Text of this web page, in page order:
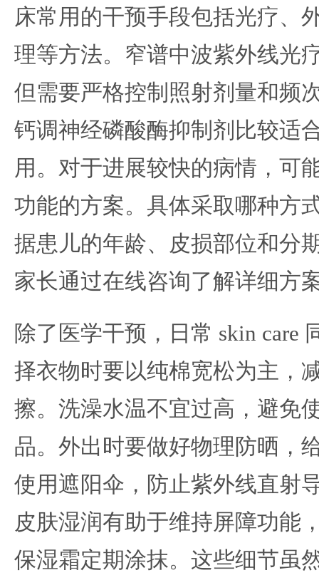
床常用的干预手段包括光疗、
理等方法。窄谱中波紫外线光
但需要严格控制照射剂量和频
钙调神经磷酸酶抑制剂比较适
用。对于进展较快的病情，可
功能的方案。具体采取哪种方
据患儿的年龄、皮损部位和分
家长通过在线咨询了解详细方
除了医学干预，日常 skin care
择衣物时要以纯棉宽松为主，
擦。洗澡水温不宜过高，避免
品。外出时要做好物理防晒，
使用遮阳伞，防止紫外线直射
皮肤湿润有助于维持屏障功能
保湿霜定期涂抹。这些细节虽